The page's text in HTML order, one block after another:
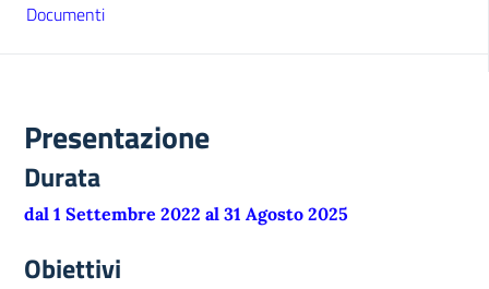
Documenti
Presentazione
Durata
dal 1 Settembre 2022 al 31 Agosto 2025
Obiettivi